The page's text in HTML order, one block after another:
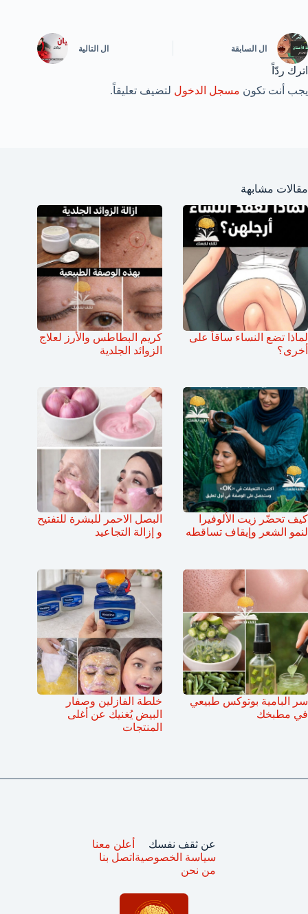
ال السابقة ال التالية
اترك ردّاً
يجب أنت تكون مسجل الدخول لتضيف تعليقاً.
مقالات مشابهة
لماذا تضع النساء ساقاً على
أخرى؟
كريم البطاطس والأرز لعلاج
الزوائد الجلدية
كيف تحضّر زيت الألوفيرا
لنمو الشعر وإيقاف تساقطه
البصل الاحمر للبشرة للتفتيح
و إزالة التجاعيد
سر البامية بوتوكس طبيعي
في مطبخك
خلطة الفازلين وصفار
البيض يُغنيك عن أغلى
المنتجات
عن ثقف نفسك
سياسة الخصوصية
من نحن
أعلن معنا
اتصل بنا